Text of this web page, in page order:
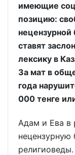
имеющие
позицию:
ставят
лексику в
За мат в
года
000 тенге
Адам и Ева в
нецензурную